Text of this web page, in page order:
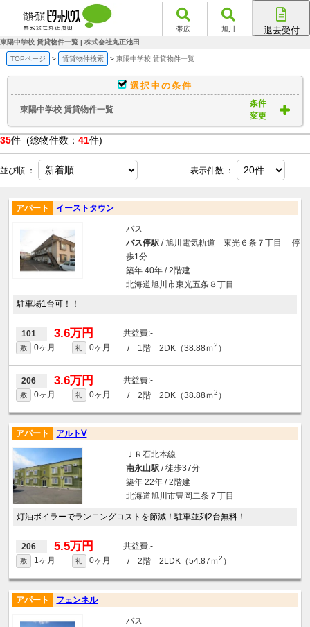
帯広 旭川 退去受付
東陽中学校 賃貸物件一覧 | 株式会社丸正池田
TOPページ 賃貸物件検索 東陽中学校 賃貸物件一覧
選択中の条件
東陽中学校 賃貸物件一覧
条件
変更
35件 (総物件数： 41件)
並び順 ： 表示件数 ：
アパート イーストタウン
バス
バス停駅/ 旭川電気軌道 東光６条７丁目 停
歩1分
築年 40年 / 2階建
北海道旭川市東光五条８丁目
駐車場1台可！！
101 3.6万円 -
敷 0ヶ月 礼 0ヶ月 / 1階 2DK（38.88ｍ2 ）
206 3.6万円 -
敷 0ヶ月 礼 0ヶ月 / 2階 2DK（38.88ｍ2 ）
アパート アルトⅤ
ＪＲ石北本線
南永山駅/ 徒歩37分
築年 22年 / 2階建
北海道旭川市豊岡二条７丁目
灯油ボイラーでランニングコストを節減！駐車並列2台無料！
206 5.5万円 -
敷 1ヶ月 礼 0ヶ月 / 2階 2LDK（54.87ｍ2 ）
アパート フェンネル
バス